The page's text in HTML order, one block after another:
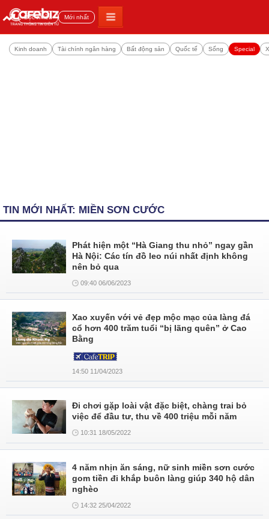
Đọc nhiều Mới nhất
Kinh doanh Tài chính ngân hàng Bất động sản Quốc tế Sống Special
TIN MỚI NHẤT: MIỀN SƠN CƯỚC
Phát hiện một “Hà Giang thu nhỏ” ngay gần
Hà Nội: Các tín đồ leo núi nhất định không
nên bỏ qua
09:40 06/06/2023
Xao xuyến với vẻ đẹp mộc mạc của làng đá
cổ hơn 400 trăm tuổi “bị lãng quên” ở Cao
Bằng
14:50 11/04/2023
Đi chơi gặp loài vật đặc biệt, chàng trai bỏ
việc để đầu tư, thu về 400 triệu mỗi năm
10:31 18/05/2022
4 năm nhịn ăn sáng, nữ sinh miền sơn cước
gom tiền đi khắp buôn làng giúp 340 hộ dân
nghèo
14:32 25/04/2022